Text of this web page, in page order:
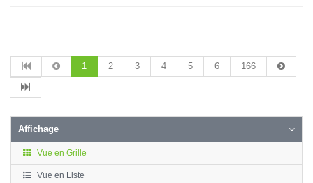
1 2 3 4 5 6 166
Affichage
Vue en Grille
Vue en Liste